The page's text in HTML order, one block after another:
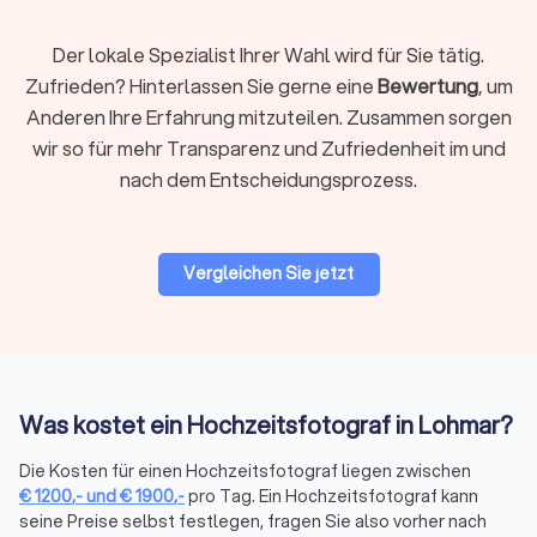
Für eine detaillierte Übersicht besuchen Sie unsere Seite zu
denKosten eines Fotografens für Ihre Hochzeit. Wenn Sie
spezifische Preise suchen, ist es ratsam, Angebote von
mehreren Fotografen anzufordern und zu vergleichen.
Trustlocal macht das einfach.
Was ist meist drin?
Die Fotografie vor Ort sowie die professionelle Bearbeitung
Downloads und persönliche Nutzungsrechte sollten Sie mit
dem Fotografen besprechen.
Extras & Gebühren (angebotabhängig)
Der lokale Spezialist Ihrer Wahl wird für Sie tätig.
Zufrieden? Hinterlassen Sie gerne eineBewertung, um
Anderen Ihre Erfahrung mitzuteilen. Zusammen sorgen
wir so für mehr Transparenz und Zufriedenheit im und
nach dem Entscheidungsprozess.
Vergleichen Sie jetzt
Was kostet ein Hochzeitsfotograf in Lohmar?
Die Kosten für einen Hochzeitsfotograf liegen zwischen
€1200,-und€1900,-pro Tag. Ein Hochzeitsfotograf kann
seine Preise selbst festlegen, fragen Sie also vorher nach